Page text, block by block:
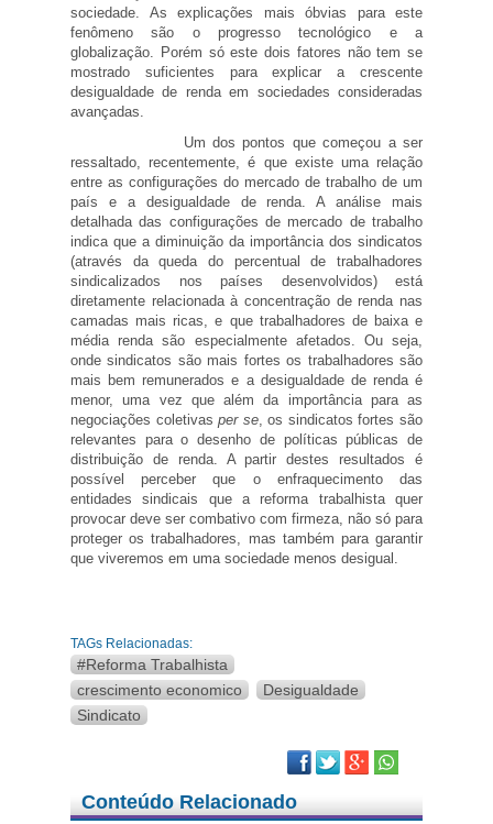
sociedade. As explicações mais óbvias para este
fenômeno são o progresso tecnológico e a
globalização. Porém só este dois fatores não tem se
mostrado suficientes para explicar a crescente
desigualdade de renda em sociedades consideradas
avançadas.
Um dos pontos que começou a ser
ressaltado, recentemente, é que existe uma relação
entre as configurações do mercado de trabalho de um
país e a desigualdade de renda. A análise mais
detalhada das configurações de mercado de trabalho
indica que a diminuição da importância dos sindicatos
(através da queda do percentual de trabalhadores
sindicalizados nos países desenvolvidos) está
diretamente relacionada à concentração de renda nas
camadas mais ricas, e que trabalhadores de baixa e
média renda são especialmente afetados. Ou seja,
onde sindicatos são mais fortes os trabalhadores são
mais bem remunerados e a desigualdade de renda é
menor, uma vez que além da importância para as
negociações coletivasper se, os sindicatos fortes são
relevantes para o desenho de políticas públicas de
distribuição de renda. A partir destes resultados é
possível perceber que o enfraquecimento das
entidades sindicais que a reforma trabalhista quer
provocar deve ser combativo com firmeza, não só para
proteger os trabalhadores, mas também para garantir
que viveremos em uma sociedade menos desigual.
TAGs Relacionadas:
#Reforma Trabalhista
crescimento economico
Desigualdade
Sindicato
Facebook
TwitterGoogle Plus
Conteúdo Relacionado